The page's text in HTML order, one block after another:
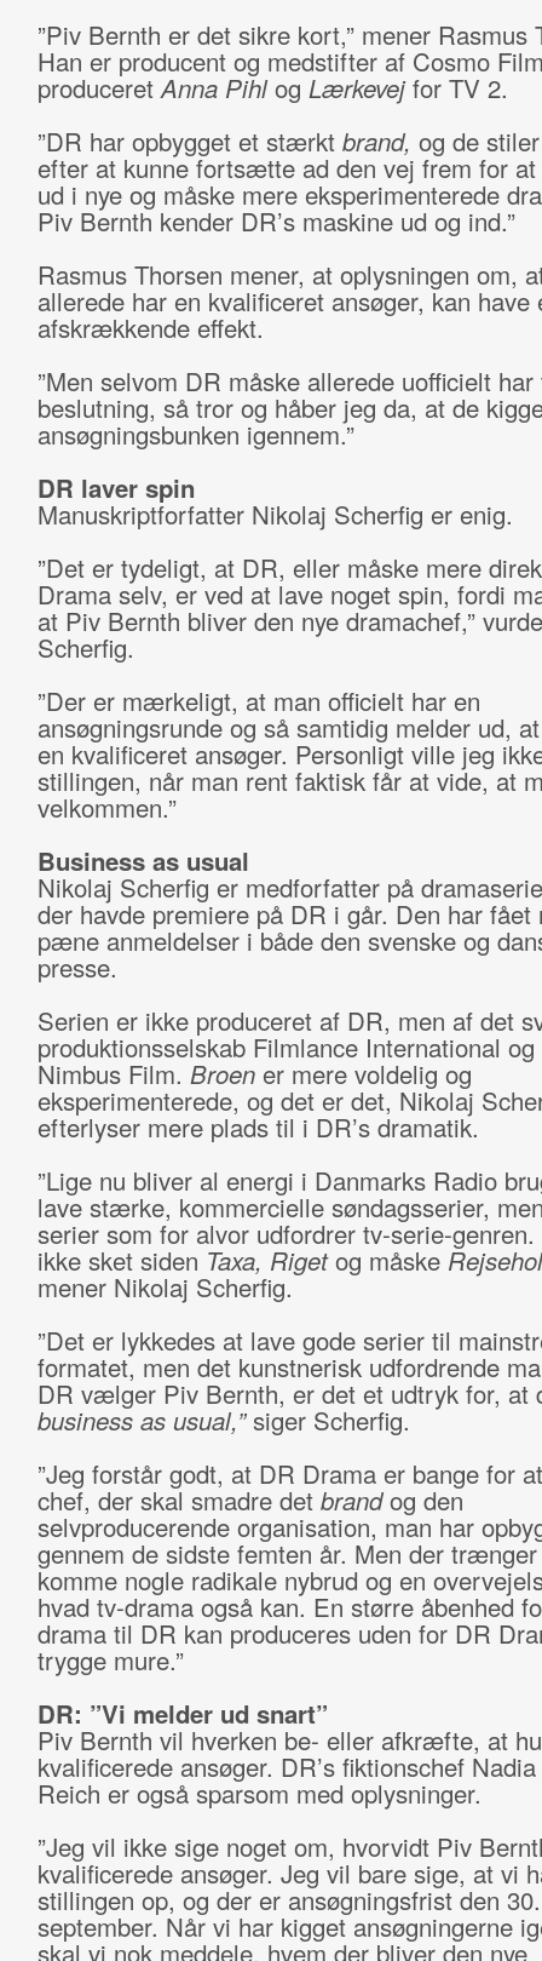
”Piv Bernth er det sikre kort,” mener Rasmus
Han er producent og medstifter af Cosmo
produceretAnna Pihlog Lærkevejfor TV 2.
”DR har opbygget et stærkt brand, og de
efter at kunne fortsætte ad den vej frem for at
ud i nye og måske mere eksperimenterede
Piv Bernth kender DR’s maskine ud og ind.”
Rasmus Thorsen mener, at oplysningen om,
allerede har en kvalificeret ansøger, kan have
afskrækkende effekt.
”Men selvom DR måske allerede uofficielt
beslutning, så tror og håber jeg da, at de
ansøgningsbunken igennem.”
DR laver spin
Manuskriptforfatter Nikolaj Scherfig er enig.
”Det er tydeligt, at DR, eller måske mere
Drama selv, er ved at lave noget spin, fordi
at Piv Bernth bliver den nye dramachef,”
Scherfig.
”Der er mærkeligt, at man officielt har en
ansøgningsrunde og så samtidig melder ud,
en kvalificeret ansøger. Personligt ville jeg
stillingen, når man rent faktisk får at vide, at
velkommen.”
Business as usual
Nikolaj Scherfig er medforfatter på
der havde premiere på DR i går. Den har fået
pæne anmeldelser i både den svenske og
presse.
Serien er ikke produceret af DR, men af det
produktionsselskab Filmlance International og
Nimbus Film. Broener mere voldelig og
eksperimenterede, og det er det, Nikolaj
efterlyser mere plads til i DR’s dramatik.
”Lige nu bliver al energi i Danmarks Radio
lave stærke, kommercielle søndagsserier,
serier som for alvor udfordrer tv-serie-
ikke sket siden Taxa, Rigetog måske
mener Nikolaj Scherfig.
”Det er lykkedes at lave gode serier til
formatet, men det kunstnerisk udfordrende
DR vælger Piv Bernth, er det et udtryk for, at
business as usual,”siger Scherfig.
”Jeg forstår godt, at DR Drama er bange for
chef, der skal smadre det brandog den
selvproducerende organisation, man har
gennem de sidste femten år. Men der
komme nogle radikale nybrud og en
hvad tv-drama også kan. En større åbenhed
drama til DR kan produceres uden for DR
trygge mure.”
DR: ”Vi melder ud snart”
Piv Bernth vil hverken be- eller afkræfte, at
kvalificerede ansøger. DR’s fiktionschef
Reich er også sparsom med oplysninger.
”Jeg vil ikke sige noget om, hvorvidt Piv
kvalificerede ansøger. Jeg vil bare sige, at vi
stillingen op, og der er ansøgningsfrist den 30.
september. Når vi har kigget ansøgningerne
skal vi nok meddele, hvem der bliver den nye